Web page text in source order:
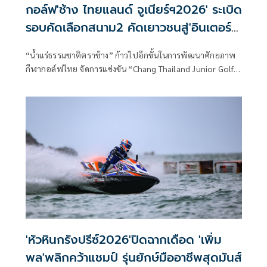
กอล์ฟ'ช้าง ไทยแลนด์ จูเนียร์ฯ2026' ระเบิด
รอบคัดเลือกสนาม2 คัดเยาวชนสู่'อินเตอร์ฯ
แชมเปี้ยนชิพ'
“น้ำแร่ธรรมชาติตราช้าง” ก้าวไปอีกขั้นในการพัฒนาศักยภาพ
กีฬากอล์ฟไทย จัดการแข่งขัน “Chang Thailand Junior Golf
Ranking จาก 3 สถาบันชั้นนำ Junior Golf Scoreboard (JGS),
'หัวหินกรังปรีซ์2026'ปิดฉากเดือด 'เพิ่ม
พล'พลิกคว้าแชมป์ รุ่นยักษ์มืออาชีพสุดมันส์